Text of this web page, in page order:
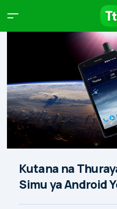
Kutana na
Simu ya Android
Products
Type to start